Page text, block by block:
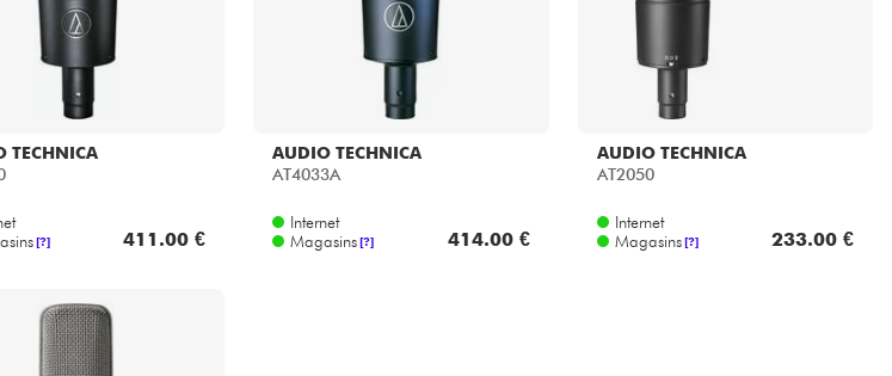
TECHNICA
[?] 411.00 €
AUDIO TECHNICA
AT4033A
Internet
Magasins[?] 414.00 €
AUDIO TECHNICA
AT2050
Internet
Magasins [?] 233.00 €